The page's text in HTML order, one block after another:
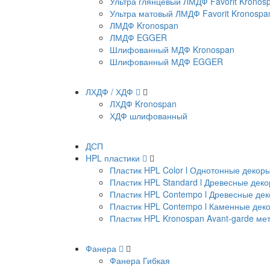
Ультра матовый ЛМДФ Favorit
ЛМДФ Kronospan
ЛМДФ EGGER
Шлифованный МДФ Kronospan
Шлифованный МДФ EGGER
ЛХДФ / ХДФ
ЛХДФ Kronospan
ХДФ шлифованный
ДСП
HPL пластики
Пластик HPL Color l Однотонные декоры
Пластик HPL Standard l Древесные
Пластик HPL Contempo l Древесные
Пластик HPL Contempo l Каменные
Пластик HPL Kronospan Avant-garde
Фанера
Фанера Гибкая